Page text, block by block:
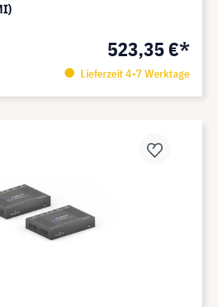
523,35 €*
Lieferzeit 4-7 Werktage